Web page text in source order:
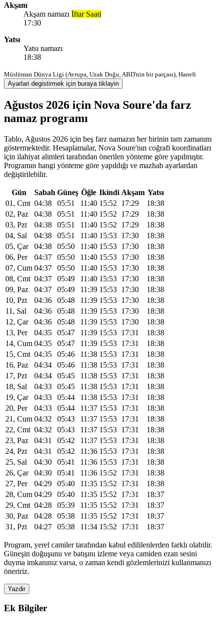
Akşam
Akşam namazı İftar Saati
17:30
Yatsı
Yatsı namazı
18:38
Müslüman Dünya Ligi (Avrupa, Uzak Doğu, ABD'nin bir parçası), Hanefi
Ayarlari degistirmek için buraya tiklayin
Ağustos 2026 için Nova Soure'da farz
namaz programı
Tablo, Ağustos 2026 için beş farz namazın her birinin tam zamanını
göstermektedir. Hesaplamalar, Nova Soure'nın coğrafi koordinatları
için ilahiyat alimleri tarafından önerilen yönteme göre yapılmıştır.
Programın hangi yönteme göre yapıldığı ve mazhab ayarlardan
değiştirilebilir.
Gün Sabah Güneş Öğle Ikindi Akşam Yatsı
01, Cmt 04:38 05:51 11:40 15:52 17:29
18:38
02, Paz
04:38 05:51 11:40 15:52 17:29
18:38
03, Pzt
04:38 05:51 11:40 15:52 17:29
18:38
04, Sal
04:38 05:51 11:40 15:53 17:30
18:38
05, Çar
04:38 05:50 11:40 15:53 17:30
18:38
06, Per
04:37 05:50 11:40 15:53 17:30
18:38
07, Cum 04:37 05:50 11:40 15:53 17:30
18:38
08, Cmt 04:37 05:49 11:40 15:53 17:30
18:38
09, Paz
04:37 05:49 11:39 15:53 17:30
18:38
10, Pzt
04:36 05:48 11:39 15:53 17:30
18:38
11, Sal
04:36 05:48 11:39 15:53 17:30
18:38
12, Çar
04:36 05:48 11:39 15:53 17:30
18:38
13, Per
04:35 05:47 11:39 15:53 17:31
18:38
14, Cum 04:35 05:47 11:39 15:53 17:31
18:38
15, Cmt 04:35 05:46 11:38 15:53 17:31
18:38
16, Paz
04:34 05:46 11:38 15:53 17:31
18:38
17, Pzt
04:34 05:45 11:38 15:53 17:31
18:38
18, Sal
04:33 05:45 11:38 15:53 17:31
18:38
19, Çar
04:33 05:44 11:38 15:53 17:31
18:38
20, Per
04:33 05:44 11:37 15:53 17:31
18:38
21, Cum 04:32 05:43 11:37 15:53 17:31
18:38
22, Cmt 04:32 05:43 11:37 15:53 17:31
18:38
23, Paz
04:31 05:42 11:37 15:53 17:31
18:38
24, Pzt
04:31 05:42 11:36 15:53 17:31
18:38
25, Sal
04:30 05:41 11:36 15:53 17:31
18:38
26, Çar
04:30 05:41 11:36 15:52 17:31
18:38
27, Per
04:29 05:40 11:35 15:52 17:31
18:38
28, Cum 04:29 05:40 11:35 15:52 17:31
18:37
29, Cmt 04:28 05:39 11:35 15:52 17:31
18:37
30, Paz
04:28 05:38 11:35 15:52 17:31
18:37
31, Pzt
04:27 05:38 11:34 15:52 17:31 18:37
Program, yerel camiler tarafından kabul edililenlerden farklı olabilir.
Güneşin doğuşunu ve batışını izleme veya camiden ezan sesini
duyma imkanınız varsa, o zaman kendi gözlemlerinizi kullanmanızı
öneririz.
Yazdir
Ek Bilgiler